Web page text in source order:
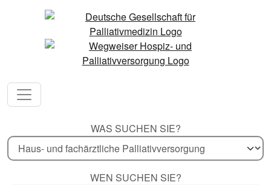
WAS SUCHEN SIE?
WEN SUCHEN SIE?